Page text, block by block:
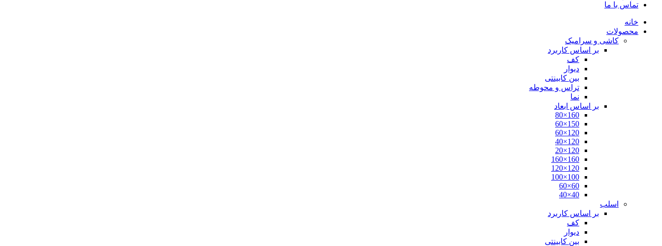
تماس با ما
خانه
محصولات
کاشی و سرامیک
بر اساس کاربرد
کف
دیوار
بین کابینتی
تراس و محوطه
نما
بر اساس ابعاد
160×80
150×60
120×60
120×40
120×20
160×160
120×120
100×100
60×60
40×40
اسلب
بر اساس کاربرد
کف
دیوار
بین کابینتی